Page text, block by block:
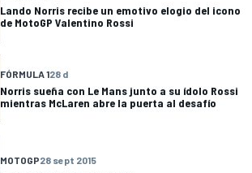
Lando Norris recibe un emotivo elogio del icono
de MotoGP Valentino Rossi
FÓRMULA 128 d
Norris sueña con Le Mans junto a su ídolo Rossi
mientras McLaren abre la puerta al desafío
MOTOGP28 sept 2015